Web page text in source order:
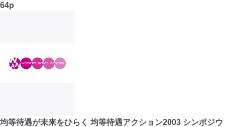
64p
均等待遇が未来をひらく 均等待遇アクション2003 シンポジウ